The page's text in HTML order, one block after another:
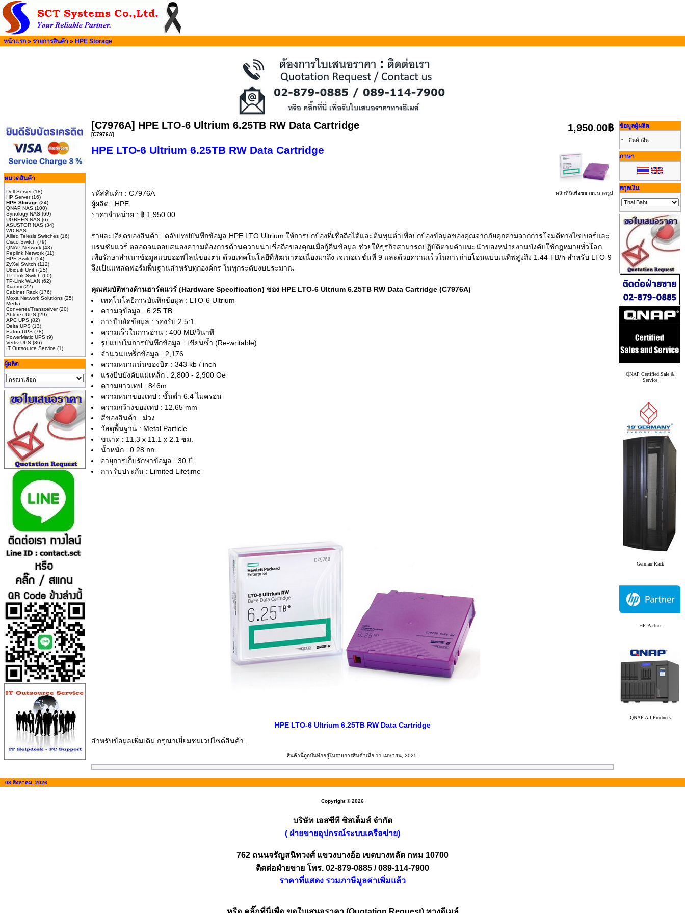
หน้าแรก » รายการสินค้า » HPE Storage
หมวดสินค้า
Dell Server(18)
HP Server(16)
HPE Storage (24)
QNAP NAS (100)
Synology NAS (69)
UGREEN NAS (6)
ASUSTOR NAS (34)
WD NAS
Allied Telesis Switches (16)
Cisco Switch (79)
QNAP Network (43)
Peplink Network (11)
HPE Switch (54)
ZyXel Switch (112)
Ubiquiti UniFi (25)
TP-Link Switch (60)
TP-Link WLAN (62)
Xiaomi (22)
Cabinet Rack (176)
Moxa Network Solutions (25)
Media
Converter/Transceiver(20)
Ablerex UPS (29)
APC UPS (82)
Delta UPS (13)
Eaton UPS (78)
PowerMatic UPS (9)
Vertiv UPS (36)
IT Outsource Service (1)
ผู้ผลิต
[C7976A] HPE LTO‑6 Ultrium 6.25TB RW Data Cartridge
[C7976A]
1,950.00฿
คลิกที่นี่เพื่อขยายขนาดรูป
HPE LTO‑6 Ultrium 6.25TB RW Data Cartridge
รหัสสินค้า : C7976A
ผู้ผลิต : HPE
ราคาจำหน่าย : ฿ 1,950.00
รายละเอียดของสินค้า : ตลับเทปบันทึกข้อมูล HPE LTO Ultrium ให้การปกป้องที่เชื่อถือได้และต้นทุนต่ำเพื่อปกป้องข้อมูลของคุณจากภัยคุกคามจากการโจมตีทางไซเบอร์และ
แรนซัมแวร์ ตลอดจนตอบสนองความต้องการด้านความน่าเชื่อถือของคุณเมื่อกู้คืนข้อมูล ช่วยให้ธุรกิจสามารถปฏิบัติตามคําแนะนําของหน่วยงานบังคับใช้กฎหมายทั่วโลก
เพื่อรักษาสําเนาข้อมูลแบบออฟไลน์ของตน ด้วยเทคโนโลยีที่พัฒนาต่อเนื่องมาถึง เจเนอเรชั่นที่ 9 และด้วยความเร็วในการถ่ายโอนแบบเนทีฟสูงถึง 1.44 TB/h สําหรับ LTO-9
จึงเป็นแพลตฟอร์มพื้นฐานสําหรับทุกองค์กร ในทุกระดับงบประมาณ
คุณสมบัติทางด้านฮาร์ดแวร์ (Hardware Specification) ของ HPE LTO‑6 Ultrium 6.25TB RW Data Cartridge (C7976A)
เทคโนโลยีการบันทึกข้อมูล : LTO-6 Ultrium
ความจุข้อมูล : 6.25 TB
การบีบอัดข้อมูล : รองรับ 2.5:1
ความเร็วในการอ่าน : 400 MB/วินาที
รูปแบบในการบันทึกข้อมูล : เขียนซ้ำ (Re-writable)
จำนวนแทร็กข้อมูล : 2,176
ความหนาแน่นของบิต : 343 kb / inch
แรงบีบบังคับแม่เหล็ก : 2,800 - 2,900 Oe
ความยาวเทป : 846m
ความหนาของเทป : ขั้นต่ำ 6.4 ไมครอน
ความกว้างของเทป : 12.65 mm
สีของสินค้า : ม่วง
วัสดุพื้นฐาน : Metal Particle
ขนาด : 11.3 x 11.1 x 2.1 ซม.
น้ำหนัก : 0.28 กก.
อายุการเก็บรักษาข้อมูล : 30 ปี
การรับประกัน : Limited Lifetime
HPE LTO‑6 Ultrium 6.25TB RW Data Cartridge
สำหรับข้อมูลเพิ่มเติม กรุณาเยี่ยมชมเวปไซด์สินค้า
สินค้านี้ถูกบันทึกอยู่ในรายการสินค้าเมื่อ 11 เมษายน, 2025.
ข้อมูลผู้ผลิต
- สินค้าอื่น
ภาษา
สกุลเงิน
QNAP Certified Sale &
Service
German Rack
HP Partner
QNAP All Products
08 สิงหาคม, 2026
Copyright © 2026
บริษัท เอสซีที ซิสเต็มส์ จำกัด
( ฝ่ายขายอุปกรณ์ระบบเครือข่าย)
762 ถนนจรัญสนิทวงศ์ แขวงบางอ้อ เขตบางพลัด กทม 10700
ติดต่อฝ่ายขาย โทร. 02-879-0885 / 089-114-7900
ราคาที่แสดง รวมภาษีมูลค่าเพิ่มแล้ว